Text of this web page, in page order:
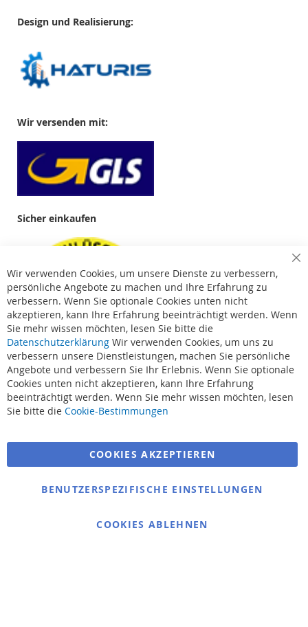
Design und Realisierung:
Wir versenden mit:
Sicher einkaufen
Suchbegriffe
Bestellungen und Rücksendungen
Kontaktieren Sie uns
Cookie Einstellungen
Wir verwenden Cookies, um unsere Dienste zu verbessern,
persönliche Angebote zu machen und Ihre Erfahrung zu
verbessern. Wenn Sie optionale Cookies unten nicht
akzeptieren, kann Ihre Erfahrung beeinträchtigt werden. Wenn
Sie mehr wissen möchten, lesen Sie bitte die
Datenschutzerklärung Wir verwenden Cookies, um uns zu
verbessern unsere Dienstleistungen, machen Sie persönliche
Angebote und verbessern Sie Ihr Erlebnis. Wenn Sie optionale
Cookies unten nicht akzeptieren, kann Ihre Erfahrung
beeinträchtigt werden. Wenn Sie mehr wissen möchten, lesen
Sie bitte die Cookie-Bestimmungen
COOKIES AKZEPTIEREN
BENUTZERSPEZIFISCHE EINSTELLUNGEN
COOKIES ABLEHNEN